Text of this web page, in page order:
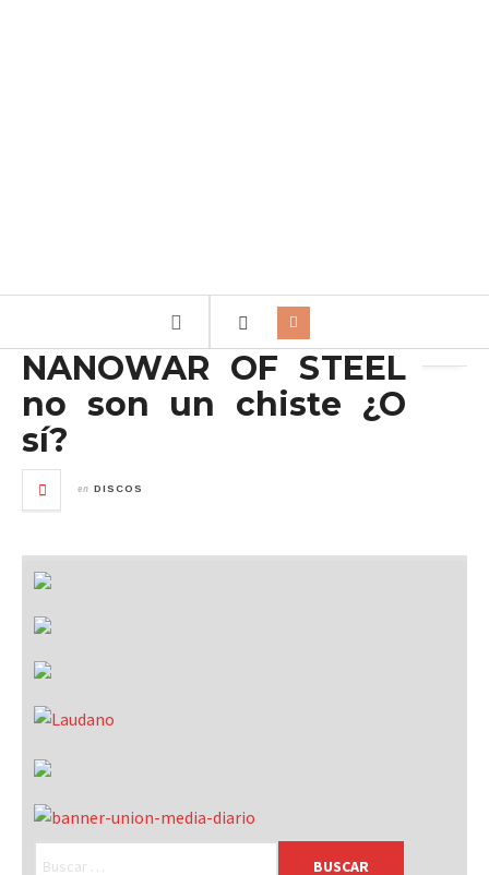
Stairway to Valhalla
NANOWAR OF STEEL
no son un chiste ¿O
sí?
en DISCOS